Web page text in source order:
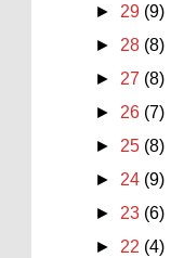
► 29 (9)
► 28 (8)
► 27 (8)
► 26 (7)
► 25 (8)
► 24 (9)
► 23 (6)
► 22 (4)